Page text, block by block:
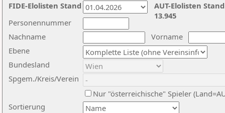
Nachname
Vorname
Ebene
Sortierung
Personennummer
Bundesland
Spgem./Kreis/Verein
Nur "österreichische" Spieler
AUT-Elolisten
13.945
FIDE-Elolisten Stand